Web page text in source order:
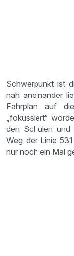
Schwerpunkt ist
nah aneinander
Fahrplan auf
„fokussiert“
den Schulen und
Weg der Linie
nur noch ein Mal